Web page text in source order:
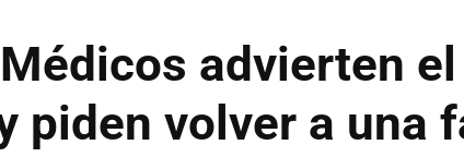
advierten
piden volver a una